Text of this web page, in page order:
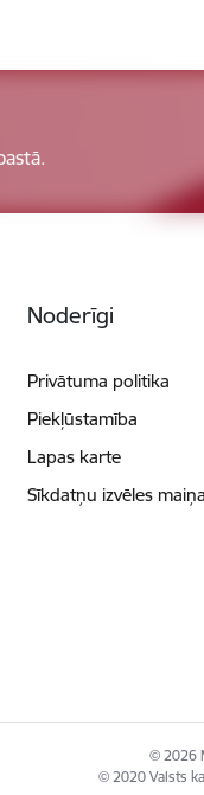
Noderīgi
Privātuma politika
Piekļūstamība
Lapas karte
Sīkdatņu izvēles maiņa
© 2026
© 2020 Valsts